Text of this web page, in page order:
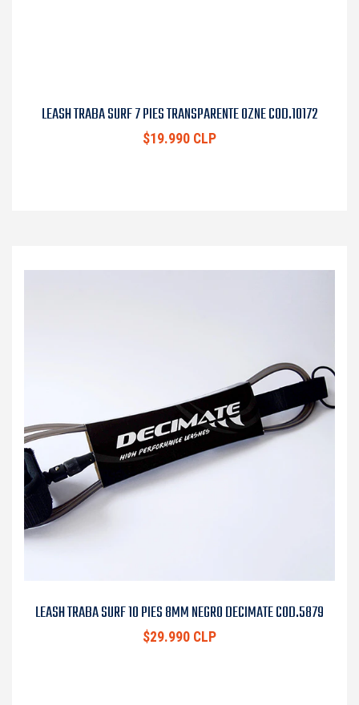
LEASH TRABA SURF 7 PIES TRANSPARENTE OZNE COD.10172
$19.990 CLP
LEASH TRABA SURF 10 PIES 8MM NEGRO DECIMATE COD.5879
$29.990 CLP